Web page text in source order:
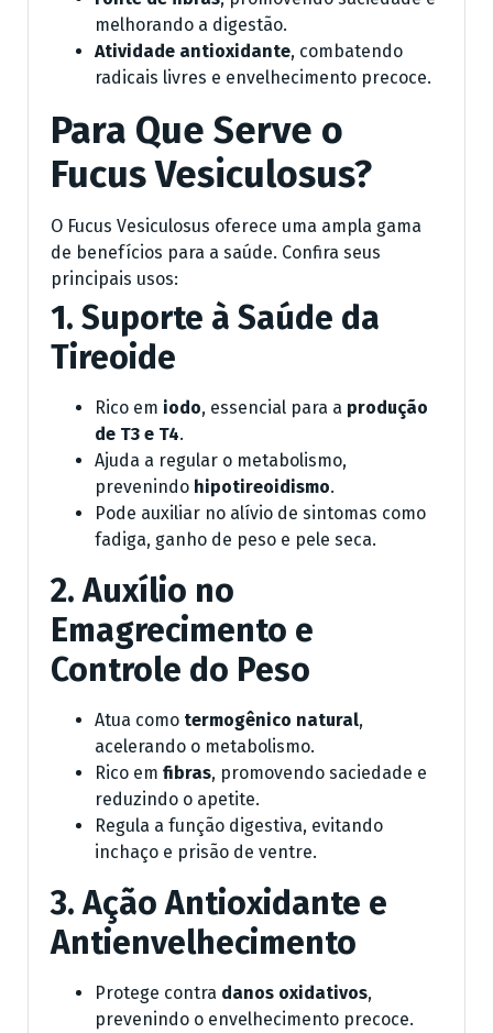
melhorando a digestão.
Atividade antioxidante, combatendo
radicais livres e envelhecimento precoce.
Para Que Serve o
Fucus Vesiculosus?
O Fucus Vesiculosus oferece uma ampla gama
de benefícios para a saúde. Confira seus
principais usos:
1. Suporte à Saúde da
Tireoide
Rico em iodo, essencial para a produção
de T3 e T4.
Ajuda a regular o metabolismo,
prevenindo hipotireoidismo.
Pode auxiliar no alívio de sintomas como
fadiga, ganho de peso e pele seca.
2. Auxílio no
Emagrecimento e
Controle do Peso
Atua como termogênico natural,
acelerando o metabolismo.
Rico em fibras, promovendo saciedade e
reduzindo o apetite.
Regula a função digestiva, evitando
inchaço e prisão de ventre.
3. Ação Antioxidante e
Antienvelhecimento
Protege contra danos oxidativos,
prevenindo o envelhecimento precoce.